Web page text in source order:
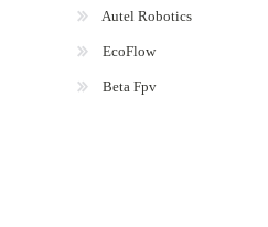
Autel Robotics
EcoFlow
Beta Fpv